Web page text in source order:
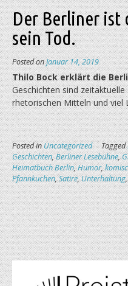
Der Berliner ist
sein Tod.
Posted onJanuar 14, 2019
Thilo Bock erklärt die
Geschichten sind
rhetorischen Mitteln und viel
Posted inUncategorized Tagged
Geschichten,Berliner Lesebühne,
Heimatbuch Berlin,Humor,
Pfannkuchen,Satire,Unterhaltung